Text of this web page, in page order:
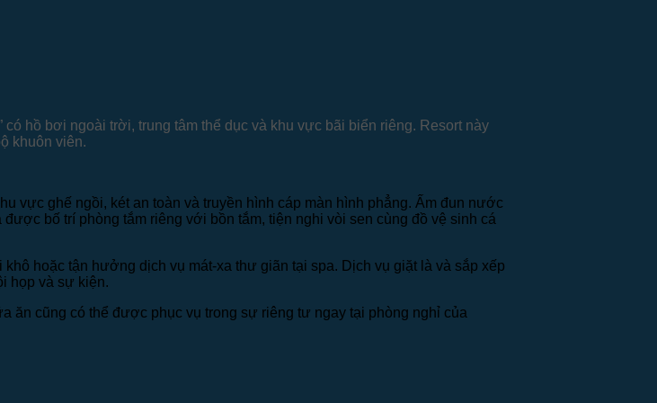
hồ bơi ngoài trời, trung tâm thể dục và khu vực bãi biển riêng. Resort này
khuôn viên.
vực ghế ngồi, két an toàn và truyền hình cáp màn hình phẳng. Ấm đun nước
bố trí phòng tắm riêng với bồn tắm, tiện nghi vòi sen cùng đồ vệ sinh cá
hoặc tận hưởng dịch vụ mát-xa thư giãn tại spa. Dịch vụ giặt là và sắp xếp
họp và sự kiện.
ăn cũng có thể được phục vụ trong sự riêng tư ngay tại phòng nghỉ của